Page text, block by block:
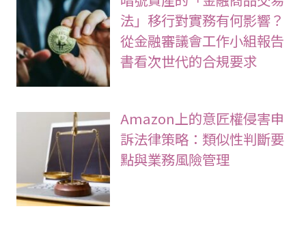
法」移行對實務有何影響？
從金融審議會工作小組報告
書看次世代的合規要求
Amazon上的意匠權侵害申
訴法律策略：類似性判斷要
點與業務風險管理